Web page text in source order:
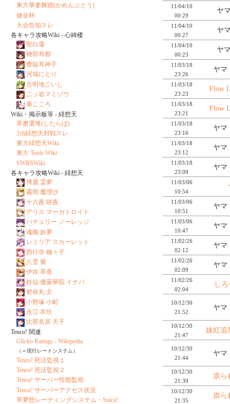
11/04/10
00:29
ヤ
11/04/10
00:27
ヤ
11/04/10
00:23
ヤ
11/03/18
23:26
ヤマ
11/03/18
23:23
Flow
11/03/18
23:21
Flow
11/03/18
23:16
ヤマ
11/03/18
23:12
ヤマ
11/03/18
23:09
ヤマ
11/03/06
10:54
11/03/06
10:51
ヤマ
11/03/06
10:47
ヤマ
11/02/26
02:12
ヤマ
11/02/26
02:09
ヤマ
11/02/26
02:04
し
10/12/30
21:52
ヤマ
10/12/30
21:47
妹紅追
10/12/30
21:44
ヤマ
10/12/30
21:39
祟ら
10/12/30
21:35
祟ら
東方華妻舞踏(かめんぶとう)
健全杯
大会告知スレ
各キャラ攻略Wiki - 心綺楼
聖白蓮
物部布都
豊聡耳神子
河城にとり
古明地こいし
二ッ岩マミゾウ
秦こころ
Wiki・掲示板等 - 緋想天
萃磨選堆(したらば)
2ch緋想天対戦スレ
東方緋想天Wiki
東方 Tools Wiki
SWRSWiki
各キャラ攻略Wiki - 緋想天
博麗 霊夢
霧雨 魔理沙
十六夜 咲夜
アリス マーガトロイド
パチュリー ノーレッジ
魂魄 妖夢
レミリア スカーレット
西行寺 幽々子
八雲 紫
伊吹 萃香
鈴仙 優曇華院 イナバ
射命丸 文
小野塚 小町
永江 衣玖
比那名居 天子
Tenco! 関連
Glicko Ratings - Wikipedia
（＝現行レートシステム）
Tenco! 死活監視１
Tenco! 死活監視２
Tenco! サーバー性能監視
Tenco! サーバーアクセス状況
萃夢想レーティングシステム・Suica!